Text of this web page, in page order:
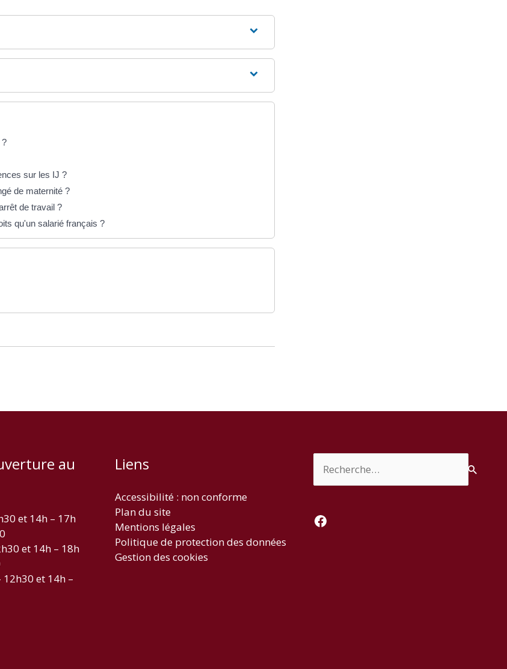
?
sur les IJ ?
de maternité ?
de travail ?
qu'un salarié français ?
au
et 14h – 17h
et 14h – 18h
et 14h –
Liens
Accessibilité : non conforme
Plan du site
Mentions légales
Politique de protection des données
Gestion des cookies
Facebook